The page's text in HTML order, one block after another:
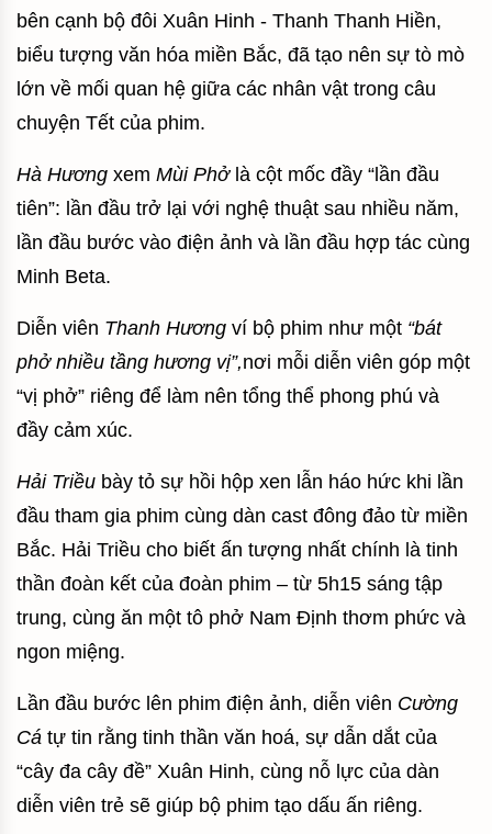
bên cạnh bộ đôi Xuân Hinh - Thanh Thanh Hiền,
biểu tượng văn hóa miền Bắc, đã tạo nên sự tò mò
lớn về mối quan hệ giữa các nhân vật trong câu
chuyện Tết của phim.
Hà Hương xem Mùi Phởlà cột mốc đầy “lần đầu
tiên”: lần đầu trở lại với nghệ thuật sau nhiều năm,
lần đầu bước vào điện ảnh và lần đầu hợp tác cùng
Minh Beta.
Diễn viên Thanh Hương ví bộ phim như một “bát
phở nhiều tầng hương vị”,nơi mỗi diễn viên góp một
“vị phở” riêng để làm nên tổng thể phong phú và
đầy cảm xúc.
Hải Triều bày tỏ sự hồi hộp xen lẫn háo hức khi lần
đầu tham gia phim cùng dàn cast đông đảo từ miền
Bắc. Hải Triều cho biết ấn tượng nhất chính là tinh
thần đoàn kết của đoàn phim – từ 5h15 sáng tập
trung, cùng ăn một tô phở Nam Định thơm phức và
ngon miệng.
Lần đầu bước lên phim điện ảnh, diễn viên Cường
Cá tự tin rằng tinh thần văn hoá, sự dẫn dắt của
“cây đa cây đề” Xuân Hinh, cùng nỗ lực của dàn
diễn viên trẻ sẽ giúp bộ phim tạo dấu ấn riêng.